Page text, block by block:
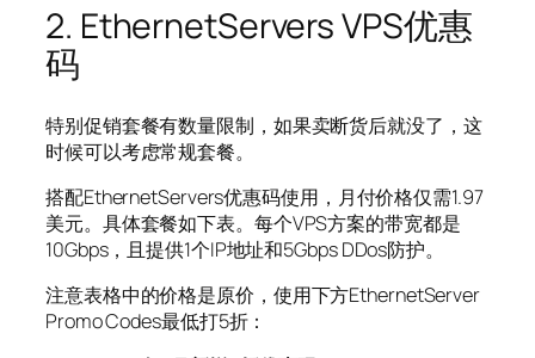
2. EthernetServers VPS优惠
码
特别促销套餐有数量限制，如果卖断货后就没了，这
时候可以考虑常规套餐。
搭配EthernetServers优惠码使用，月付价格仅需1.97
美元。具体套餐如下表。每个VPS方案的带宽都是
10Gbps，且提供1个IP地址和5Gbps DDos防护。
注意表格中的价格是原价，使用下方EthernetServer
Promo Codes最低打5折：